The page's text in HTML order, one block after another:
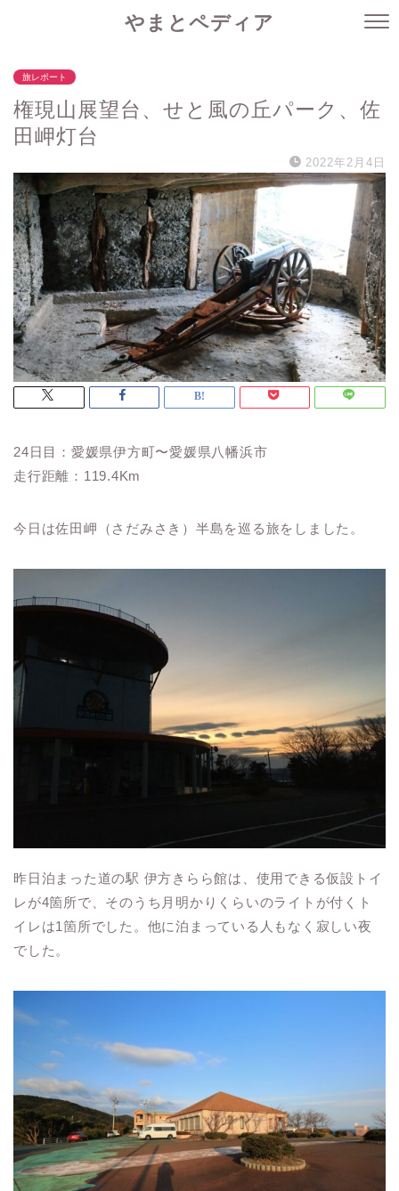
やまとペディア
旅レポート
権現山展望台、せと風の丘パーク、佐
田岬灯台
2022年2月4日
24日目：愛媛県伊方町〜愛媛県八幡浜市
走行距離：119.4Km
今日は佐田岬（さだみさき）半島を巡る旅をしました。
昨日泊まった道の駅 伊方きらら館は、使用できる仮設トイ
レが4箇所で、そのうち月明かりくらいのライトが付くト
イレは1箇所でした。他に泊まっている人もなく寂しい夜
でした。